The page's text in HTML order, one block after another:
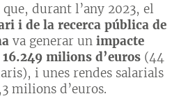
que, durant l’any 2023, el
i de la recerca pública de
va generar un impacte
milions d’euros (44
i unes rendes salarials
milions d’euros.